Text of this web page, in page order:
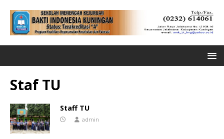
Staf TU
Staff TU
admin